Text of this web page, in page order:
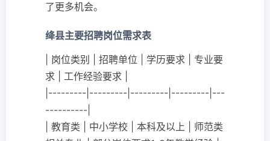
了更多机会。
绛县主要招聘岗位需求表
| 岗位类别 | 招聘单位 | 学历要求 | 专业要
求 | 工作经验要求 |
|---------|---------|---------|---------|---
----------|
| 教育类 | 中小学校 | 本科及以上 | 师范类